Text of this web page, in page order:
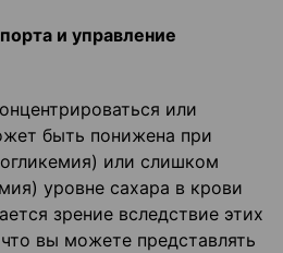
и управление
или
быть понижена при
или слишком
уровне сахара в крови
зрение вследствие этих
вы можете представлять